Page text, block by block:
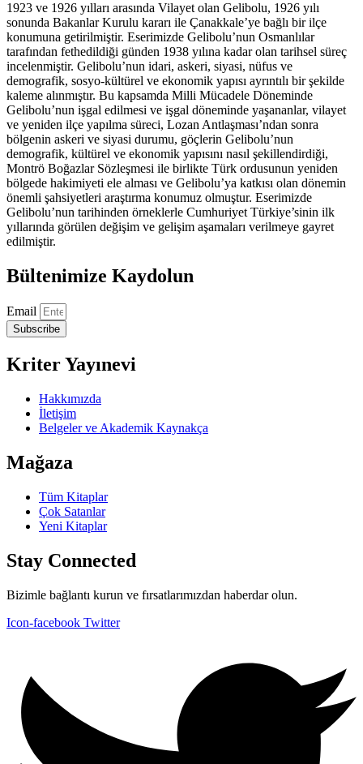
1923 ve 1926 yılları arasında Vilayet olan Gelibolu, 1926 yılı
sonunda Bakanlar Kurulu kararı ile Çanakkale’ye bağlı bir ilçe
konumuna getirilmiştir. Eserimizde Gelibolu’nun Osmanlılar
tarafından fethedildiği günden 1938 yılına kadar olan tarihsel süreç
incelenmiştir. Gelibolu’nun idari, askeri, siyasi, nüfus ve
demografik, sosyo-kültürel ve ekonomik yapısı ayrıntılı bir şekilde
kaleme alınmıştır. Bu kapsamda Milli Mücadele Döneminde
Gelibolu’nun işgal edilmesi ve işgal döneminde yaşananlar, vilayet
ve yeniden ilçe yapılma süreci, Lozan Antlaşması’ndan sonra
bölgenin askeri ve siyasi durumu, göçlerin Gelibolu’nun
demografik, kültürel ve ekonomik yapısını nasıl şekillendirdiği,
Montrö Boğazlar Sözleşmesi ile birlikte Türk ordusunun yeniden
bölgede hakimiyeti ele alması ve Gelibolu’ya katkısı olan dönemin
önemli şahsiyetleri araştırma konumuz olmuştur. Eserimizde
Gelibolu’nun tarihinden örneklerle Cumhuriyet Türkiye’sinin ilk
yıllarında görülen değişim ve gelişim aşamaları verilmeye gayret
edilmiştir.
Bültenimize Kaydolun
Email
Subscribe
Kriter Yayınevi
Hakkımızda
İletişim
Belgeler ve Akademik Kaynakça
Mağaza
Tüm Kitaplar
Çok Satanlar
Yeni Kitaplar
Stay Connected
Bizimle bağlantı kurun ve fırsatlarımızdan haberdar olun.
Icon-facebook Twitter